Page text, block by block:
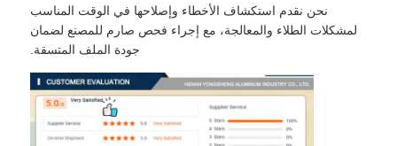
نحن نقدم استكشاف الأخطاء وإصلاحها في الوقت المناسب
لمشكلات الطلاء والمعالجة، مع إجراء فحص صارم للمصنع لضمان
جودة الملف المتسقة.